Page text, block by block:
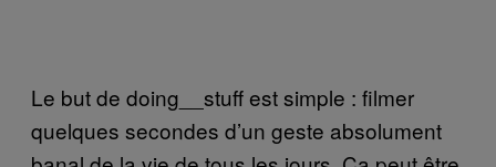
Le but de doing__stuff est simple : filmer
quelques secondes d’un geste absolument